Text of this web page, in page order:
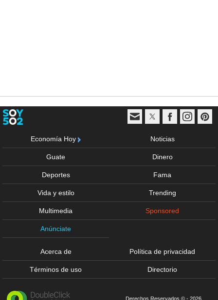
Economía Hoy Noticias
Guate Dinero
Deportes Fama
Vida y estilo Trending
Multimedia Sponsored
Anúnciate
Acerca de Política de privacidad
Términos de uso Directorio
Derechos Reservados © - 2026